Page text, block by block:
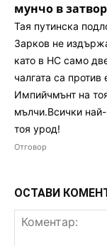
мунчо в
Тая путинска
Зарков не
като в НС само
чалгата са
Импийчмънт на
мълчи.Всички
тоя урод!
Отговор
ОСТАВИ